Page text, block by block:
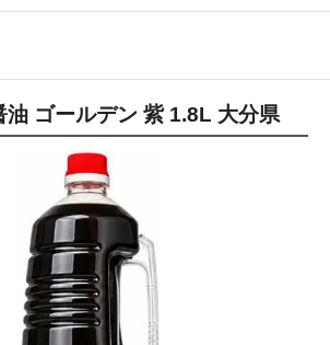
油 ゴールデン 紫 1.8L 大分県